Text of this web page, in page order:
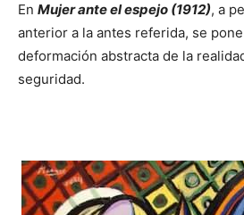
En Mujer ante el espejo (1912), a
anterior a la antes referida, se
deformación abstracta de la
seguridad.